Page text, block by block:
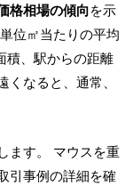
格相場の傾向を示
位㎡当たりの平均
積、駅からの距離
なると、通常、
ます。 マウスを重
引事例の詳細を確